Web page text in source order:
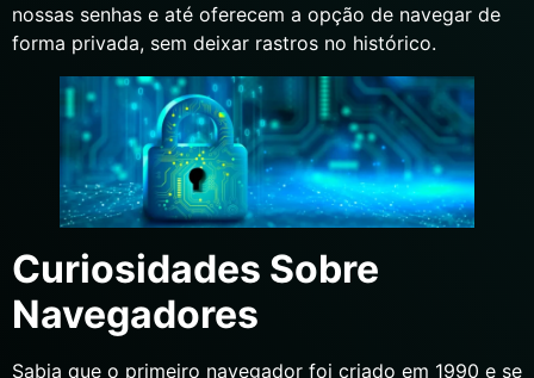
nossas senhas e até oferecem a opção de navegar de
forma privada, sem deixar rastros no histórico.
Curiosidades Sobre
Navegadores
Sabia que o primeiro navegador foi criado em 1990 e se